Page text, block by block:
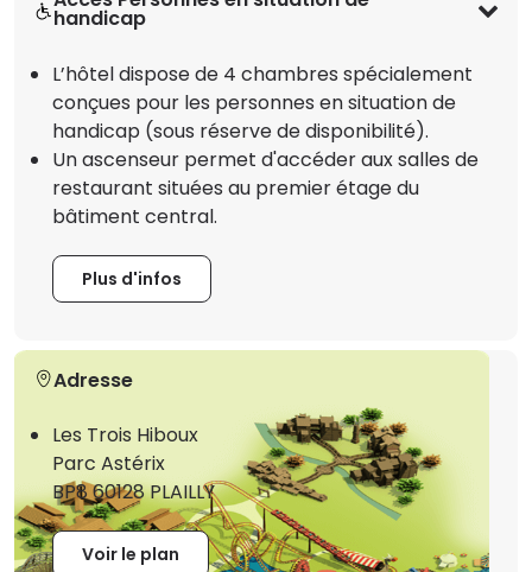
handicap
L’hôtel dispose de 4 chambres spécialement
conçues pour les personnes en situation de
handicap (sous réserve de disponibilité).
Un ascenseur permet d'accéder aux salles de
restaurant situées au premier étage du
bâtiment central.
Plus d'infos
Adresse
Les Trois Hiboux
Parc Astérix
BP8 60128 PLAILLY
Voir le plan